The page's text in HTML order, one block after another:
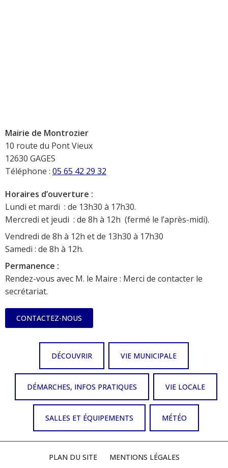
Mairie de Montrozier
10 route du Pont Vieux
12630 GAGES
Téléphone : 05 65 42 29 32
Horaires d’ouverture :
Lundi et mardi : de 13h30 à 17h30.
Mercredi et jeudi : de 8h à 12h (fermé le l’après-midi).
Vendredi de 8h à 12h et de 13h30 à 17h30
Samedi : de 8h à 12h.
Permanence :
Rendez-vous avec M. le Maire : Merci de contacter le
secrétariat.
CONTACTEZ-NOUS
DÉCOUVRIR VIE MUNICIPALE
DÉMARCHES, INFOS PRATIQUES VIE LOCALE
SALLES ET ÉQUIPEMENTS MÉTÉO
PLAN DU SITE MENTIONS LÉGALES